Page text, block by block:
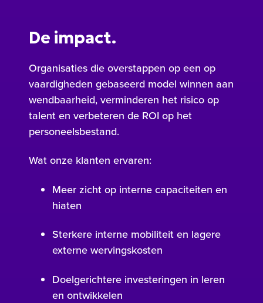
De impact.
Organisaties die overstappen op een op
vaardigheden gebaseerd model winnen aan
wendbaarheid, verminderen het risico op
talent en verbeteren de ROI op het
personeelsbestand.
Wat onze klanten ervaren:
Meer zicht op interne capaciteiten en
hiaten
Sterkere interne mobiliteit en lagere
externe wervingskosten
Doelgerichtere investeringen in leren
en ontwikkelen